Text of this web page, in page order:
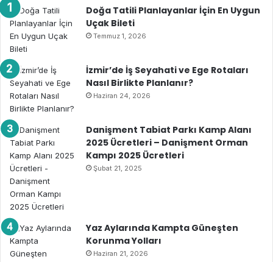
Doğa Tatili Planlayanlar İçin En Uygun
Uçak Bileti
Temmuz 1, 2026
İzmir’de İş Seyahati ve Ege Rotaları
Nasıl Birlikte Planlanır?
Haziran 24, 2026
Danişment Tabiat Parkı Kamp Alanı
2025 Ücretleri – Danişment Orman
Kampı 2025 Ücretleri
Şubat 21, 2025
Yaz Aylarında Kampta Güneşten
Korunma Yolları
Haziran 21, 2026